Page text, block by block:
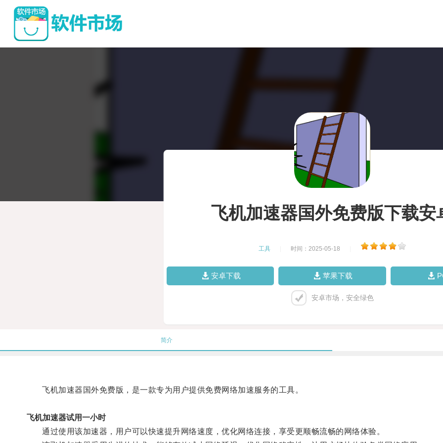
飞机加速器国外免费版下载安
工具 时间：2025-05-18
安卓下载 苹果下载
安卓市场，安全绿色
简介
飞机加速器国外免费版，是一款专为用户提供免费网络加速服务的工具。
飞机加速器试用一小时
通过使用该加速器，用户可以快速提升网络速度，优化网络连接，享受更顺畅流畅的网络体验。